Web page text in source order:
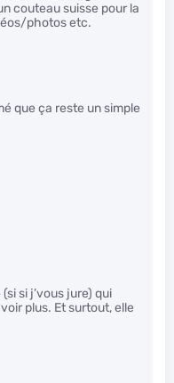
couteau suisse pour la
photos etc.
que ça reste un simple
si j’vous jure) qui
plus. Et surtout, elle